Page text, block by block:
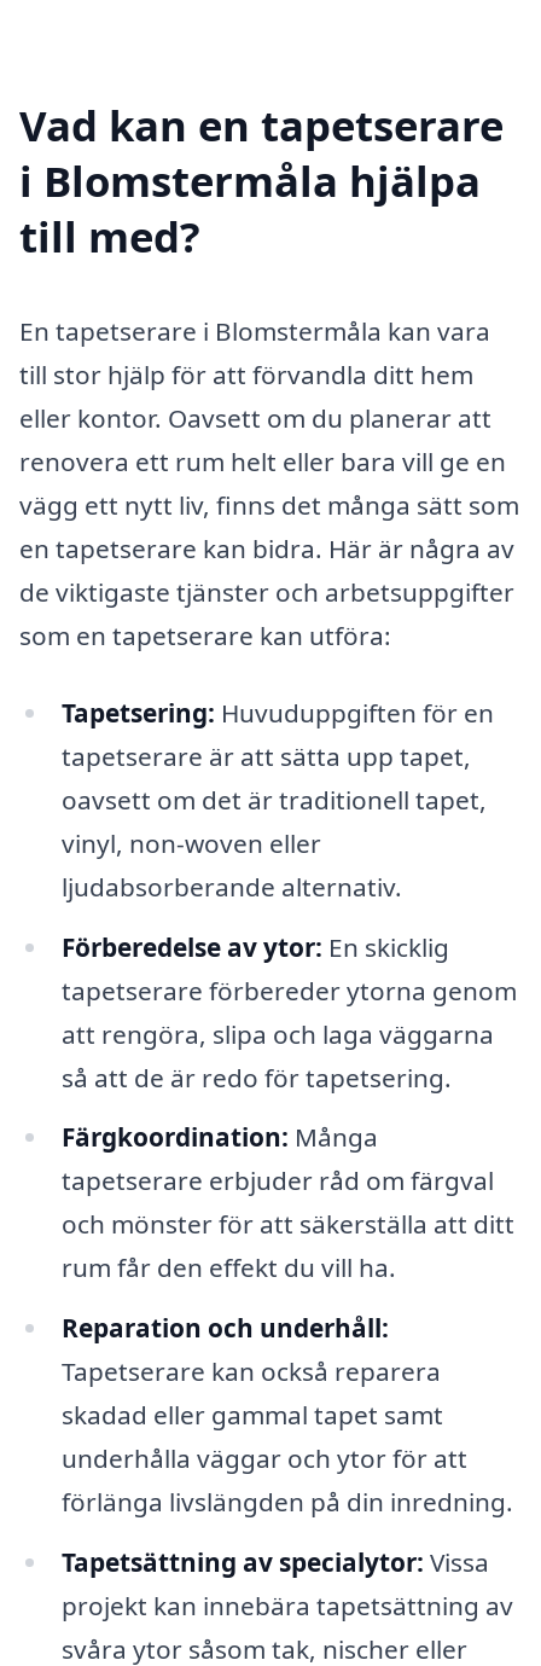
Vad kan en tapetserare
i Blomstermåla hjälpa
till med?
En tapetserare i Blomstermåla kan vara
till stor hjälp för att förvandla ditt hem
eller kontor. Oavsett om du planerar att
renovera ett rum helt eller bara vill ge en
vägg ett nytt liv, finns det många sätt som
en tapetserare kan bidra. Här är några av
de viktigaste tjänster och arbetsuppgifter
som en tapetserare kan utföra:
Tapetsering: Huvuduppgiften för en
tapetserare är att sätta upp tapet,
oavsett om det är traditionell tapet,
vinyl, non-woven eller
ljudabsorberande alternativ.
Förberedelse av ytor: En skicklig
tapetserare förbereder ytorna genom
att rengöra, slipa och laga väggarna
så att de är redo för tapetsering.
Färgkoordination: Många
tapetserare erbjuder råd om färgval
och mönster för att säkerställa att ditt
rum får den effekt du vill ha.
Reparation och underhåll:
Tapetserare kan också reparera
skadad eller gammal tapet samt
underhålla väggar och ytor för att
förlänga livslängden på din inredning.
Tapetsättning av specialytor: Vissa
projekt kan innebära tapetsättning av
svåra ytor såsom tak, nischer eller